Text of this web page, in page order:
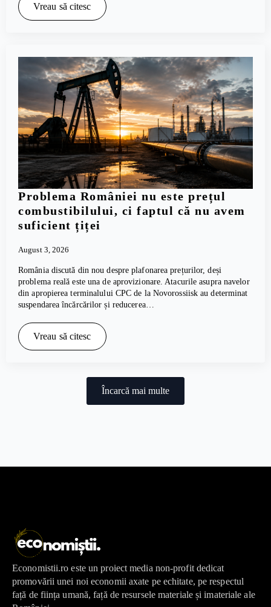
Vreau să citesc
Problema României nu este prețul
combustibilului, ci faptul că nu avem
suficient țiței
August 3, 2026
România discută din nou despre plafonarea prețurilor, deși
problema reală este una de aprovizionare. Atacurile asupra navelor
din apropierea terminalului CPC de la Novorossiisk au determinat
suspendarea încărcărilor și reducerea…
Vreau să citesc
Încarcă mai multe
Economistii.ro este un proiect media non-profit dedicat
promovării unei noi economii axate pe echitate, pe respectul
față de ființa umană, față de resursele materiale și imateriale ale